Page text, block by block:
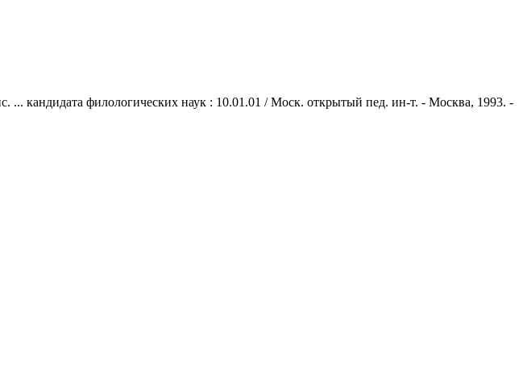
... кандидата филологических наук : 10.01.01 / Моск. открытый пед. ин-т. - Москва, 1993. -